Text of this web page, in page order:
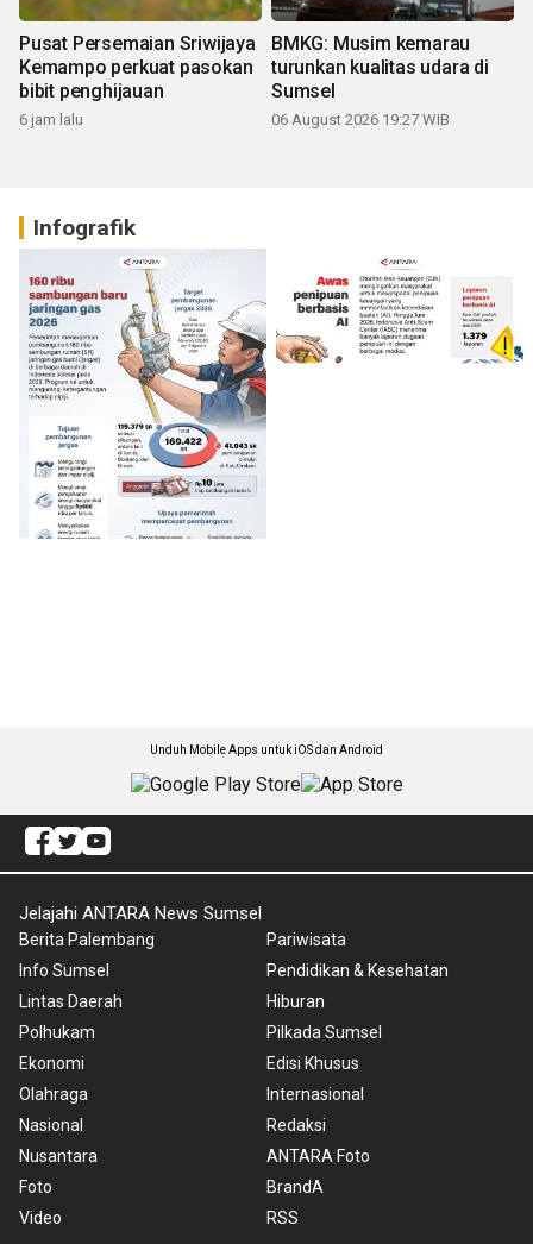
Pusat Persemaian Sriwijaya
Kemampo perkuat pasokan
bibit penghijauan
6 jam lalu
BMKG: Musim kemarau
turunkan kualitas udara di
Sumsel
06 August 2026 19:27 WIB
Infografik
Unduh Mobile Apps untuk iOS dan Android
Jelajahi ANTARA News Sumsel
Berita Palembang
Info Sumsel
Lintas Daerah
Polhukam
Ekonomi
Olahraga
Nasional
Nusantara
Foto
Video
Pariwisata
Pendidikan & Kesehatan
Hiburan
Pilkada Sumsel
Edisi Khusus
Internasional
Redaksi
ANTARA Foto
BrandA
RSS